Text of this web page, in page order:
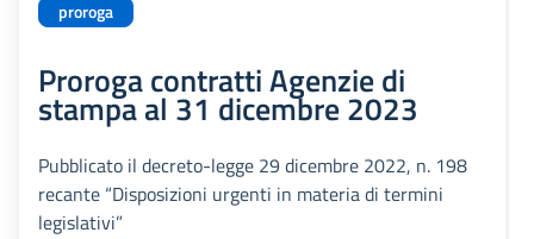
proroga
Proroga contratti Agenzie di
stampa al 31 dicembre 2023
Pubblicato il decreto-legge 29 dicembre 2022, n. 198
recante “Disposizioni urgenti in materia di termini
legislativi”